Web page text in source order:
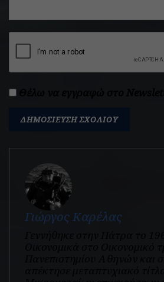
Γιώργος Καρέλας